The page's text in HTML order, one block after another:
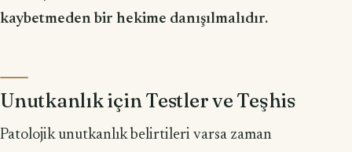
kaybetmeden bir hekime danışılmalıdır.
Unutkanlık için Testler ve Teşhis
Patolojik unutkanlık belirtileri varsa zaman